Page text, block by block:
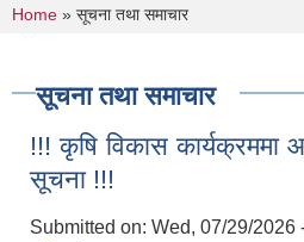
You are here
Home » सूचना तथा समाचार
सूचना तथा समाचार
!!! कृषि विकास कार्यक्रममा
सूचना !!!
Submitted on: Wed, 07/29/2026